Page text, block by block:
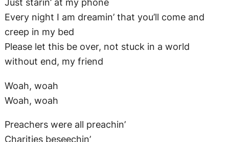
Woah, woah
Woah, woah
Preachers were all preachin’
Charities beseechin’
Politicians dealin’
Thieves were happy stealin’
Widows were all weepin’
There’s no beds for us to sleep in